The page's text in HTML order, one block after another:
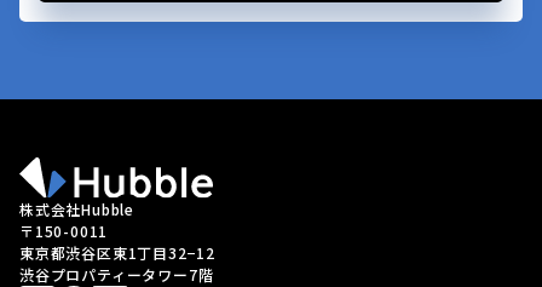
株式会社Hubble
〒150-0011
東京都渋谷区東1丁目32−12
渋谷プロパティータワー7階